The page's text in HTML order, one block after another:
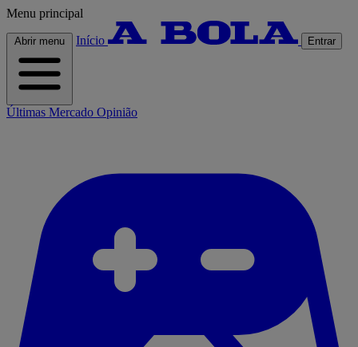
Menu principal
Abrir menu Início Entrar
Últimas Mercado Opinião